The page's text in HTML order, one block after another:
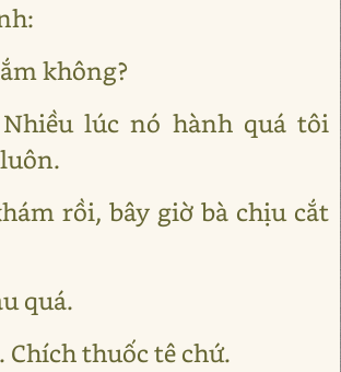
không?
lúc nó hành quá tôi
rồi, bây giờ bà chịu cắt
quá.
thuốc tê chứ.